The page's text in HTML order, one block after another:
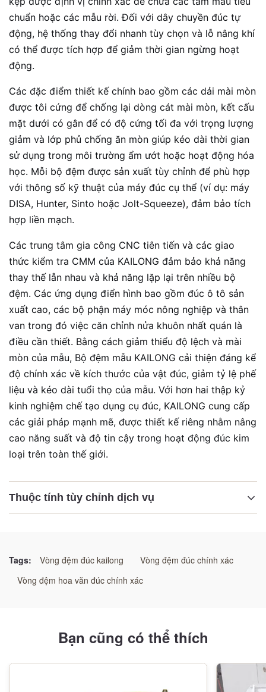
chuẩn hoặc các mẫu rời. Đối với dây chuyền đúc tự
động, hệ thống thay đổi nhanh tùy chọn và lỗ nâng khí
có thể được tích hợp để giảm thời gian ngừng hoạt
động.
Các đặc điểm thiết kế chính bao gồm các dải mài mòn
được tôi cứng để chống lại dòng cát mài mòn, kết cấu
mặt dưới có gân để có độ cứng tối đa với trọng lượng
giảm và lớp phủ chống ăn mòn giúp kéo dài thời gian
sử dụng trong môi trường ẩm ướt hoặc hoạt động hóa
học. Mỗi bộ đệm được sản xuất tùy chỉnh để phù hợp
với thông số kỹ thuật của máy đúc cụ thể (ví dụ: máy
DISA, Hunter, Sinto hoặc Jolt-Squeeze), đảm bảo tích
hợp liền mạch.
Các trung tâm gia công CNC tiên tiến và các giao
thức kiểm tra CMM của KAILONG đảm bảo khả năng
thay thế lẫn nhau và khả năng lặp lại trên nhiều bộ
đệm. Các ứng dụng điển hình bao gồm đúc ô tô sản
xuất cao, các bộ phận máy móc nông nghiệp và thân
van trong đó việc căn chỉnh nửa khuôn nhất quán là
điều cần thiết. Bằng cách giảm thiểu độ lệch và mài
mòn của mẫu, Bộ đệm mẫu KAILONG cải thiện đáng kể
độ chính xác về kích thước của vật đúc, giảm tỷ lệ phế
liệu và kéo dài tuổi thọ của mẫu. Với hơn hai thập kỷ
kinh nghiệm chế tạo dụng cụ đúc, KAILONG cung cấp
các giải pháp mạnh mẽ, được thiết kế riêng nhằm nâng
cao năng suất và độ tin cậy trong hoạt động đúc kim
loại trên toàn thế giới.
Thuộc tính tùy chỉnh dịch vụ
Động cơ hỗ trợ đúc kết hợp chính xác
Tags: Vòng đệm đúc kailong
Vòng đệm đúc chính xác
Vòng đệm hoa văn đúc chính xác
Bạn cũng có thể thích